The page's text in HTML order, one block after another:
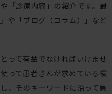
「診療内容」の紹介です。最
や「ブログ（コラム）」など
って有益でなければいけませ
って患者さんが求めている検
、そのキーワードに沿って患